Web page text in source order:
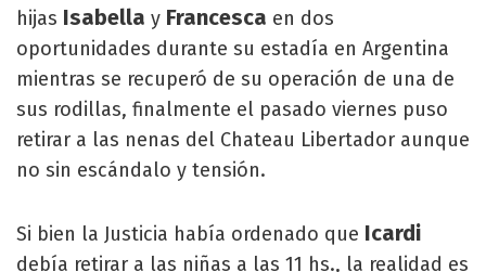
hijas Isabella y Francesca en dos
oportunidades durante su estadía en Argentina
mientras se recuperó de su operación de una de
sus rodillas, finalmente el pasado viernes puso
retirar a las nenas del Chateau Libertador aunque
no sin escándalo y tensión.
Si bien la Justicia había ordenado que Icardi
debía retirar a las niñas a las 11 hs., la realidad es